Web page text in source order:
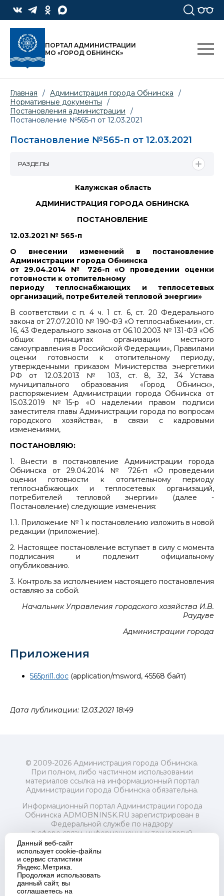
ПОРТАЛ АДМИНИСТРАЦИИ
МО «ГОРОД ОБНИНСК»
Главная / Администрация города Обнинска
/
Нормативные документы
/
Постановления администрации
/
Постановление №565-п от 12.03.2021
Постановление №565-п от 12.03.2021
Калужская область
АДМИНИСТРАЦИЯ ГОРОДА ОБНИНСКА
ПОСТАНОВЛЕНИЕ
12.03.2021 № 565-п
О внесении изменений в постановление
Администрации города Обнинска
от 29.04.2014 № 726-п «О проведении оценки
готовности к отопительному
периоду теплоснабжающих и теплосетевых
организаций, потребителей тепловой энергии»
В соответствии с п. 4 ч. 1 ст. 6, ст. 20 Федерального
закона от 27.07.2010 № 190-ФЗ «О теплоснабжении», ст.
16, 43 Федерального закона от 06.10.2003 № 131-ФЗ «Об
общих принципах организации местного
самоуправления в Российской Федерации», Правилами
оценки готовности к отопительному периоду,
утвержденными приказом Министерства энергетики
РФ от 12.03.2013 № 103, ст. 8, 32, 34 Устава
муниципального образования «Город Обнинск»,
распоряжением Администрации города Обнинска от
15.03.2019 №15-р «О наделении правом подписи
заместителя главы Администрации города по вопросам
городского хозяйства», в связи с кадровыми
изменениями,
ПОСТАНОВЛЯЮ:
1. Внести в постановление Администрации города
Обнинска от 29.04.2014 № 726-п «О проведении
оценки готовности к отопительному периоду
теплоснабжающих и теплосетевых организаций,
потребителей тепловой энергии» (далее -
Постановление) следующие изменения:
1.1. Приложение № 1 к постановлению изложить в новой
редакции (приложение).
2. Настоящее постановление вступает в силу с момента
подписания и подлежит официальному
опубликованию.
3. Контроль за исполнением настоящего постановления
оставляю за собой.
Начальник Управления городского хозяйства И.В.
Раудуве
Администрации города
Приложения
565pril1.doc (application/msword, 45568 байт)
Дата публикации: 12.03.2021 18:49
РАЗДЕЛЫ
© 2009-2026 Администрация города Обнинска.
При полном, либо частичном использовании
материалов ссылка на информационный портал
Администрации города Обнинска обязательна.
Информационный портал Администрации города
Обнинска ADMOBNINSK.RU зарегистрирован в
Федеральной службе по надзору
в сфере связи, информационных технологий
и массовых коммуникаций (Роскомнадзор) 24 июля
2018 года.
Свидетельство о регистрации Эл № ФС77-73321
Учредитель: Администрация (исполнительно-
распорядительный орган) городского округа "Город
Обнинск". Главный редактор: Байкова Е.А.
Данный веб-сайт
использует cookie-файлы
и сервис статистики
Яндекс.Метрика.
Продолжая использовать
данный сайт, вы
соглашаетесь на